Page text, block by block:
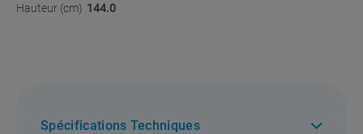
Hauteur (cm) 144.0
Spécifications Techniques